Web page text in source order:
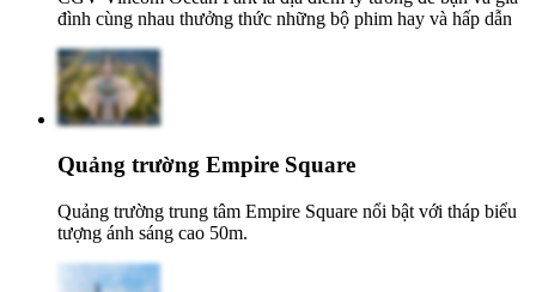
đình cùng nhau thưởng thức những bộ phim hay và hấp dẫn
Quảng trường Empire Square
Quảng trường trung tâm Empire Square nổi bật với tháp biểu
tượng ánh sáng cao 50m.